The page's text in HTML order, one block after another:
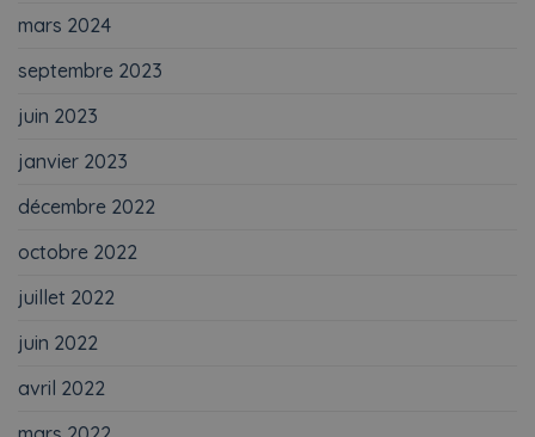
mars 2024
septembre 2023
juin 2023
janvier 2023
décembre 2022
octobre 2022
juillet 2022
juin 2022
avril 2022